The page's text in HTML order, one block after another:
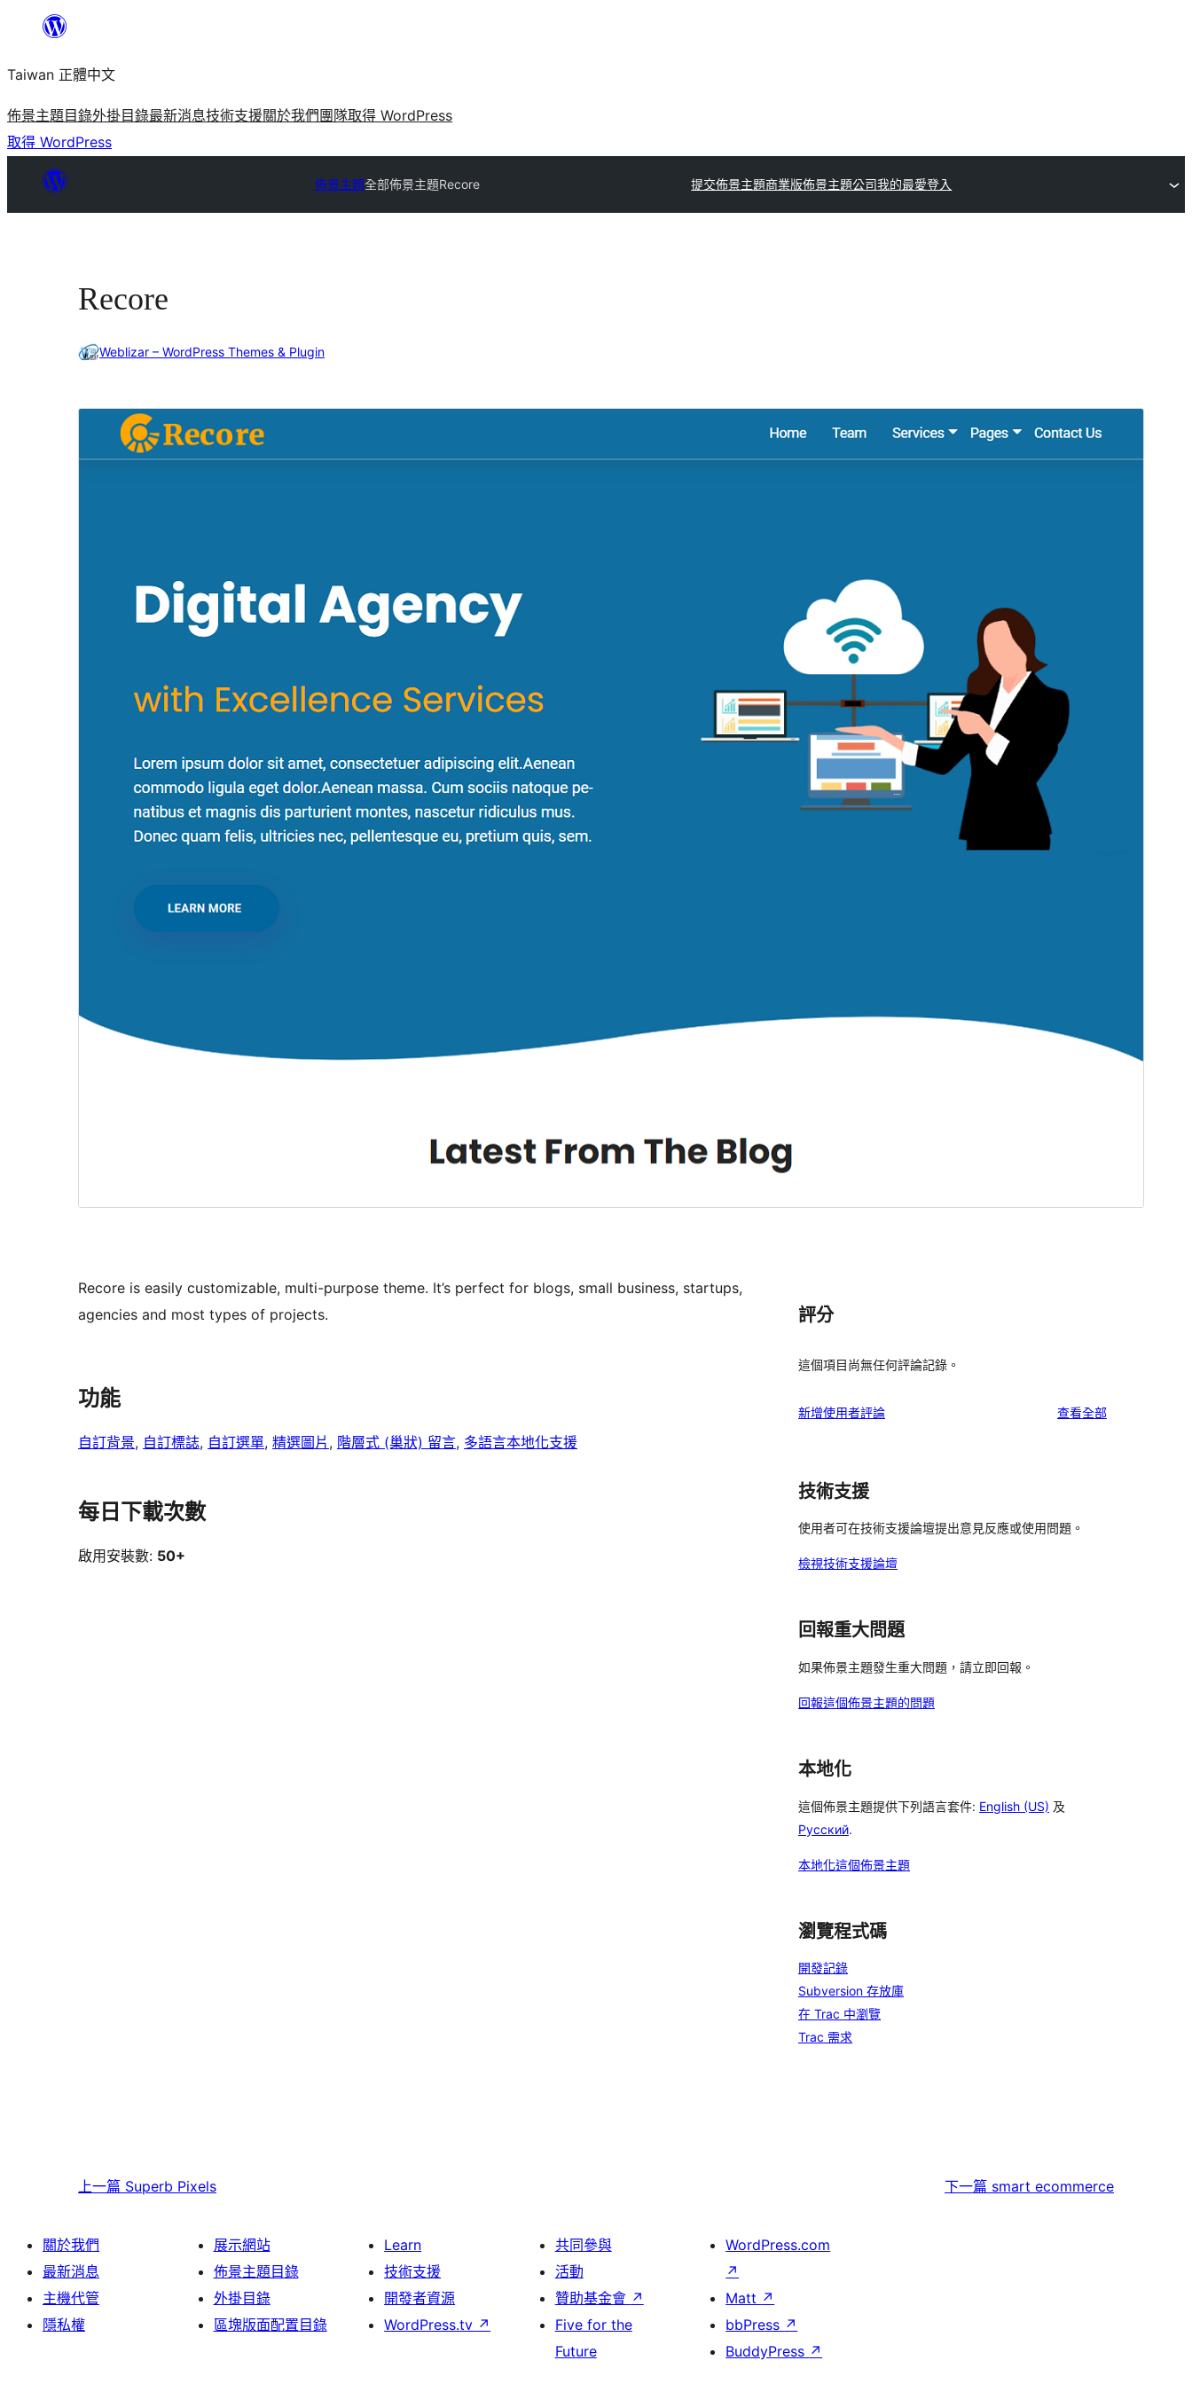
主
要
內
容
Taiwan 正體中文
佈景主題目錄外掛目錄最新消息技術支援關於我們 團隊取得 WordPress
取得 WordPress
佈景主題全部佈景主題Recore 提交佈景主題商業版佈景主題公司我的最愛登入
Recore
Weblizar – WordPress Themes & Plugin
版本
1.9
Recore is easily customizable, multi-purpose theme. It’s perfect for blogs, small business, startups,
agencies and most types of projects.
功能
自訂背景, 自訂標誌, 自訂選單, 精選圖片 , 階層式 (巢狀) 留言, 多語言本地化支援
每日下載次數
啟用安裝數: 50+
評分
這個項目尚無任何評論記錄。
新增使用者評論 查看全部使
技術支援
使用者可在技術支援論壇提出意見反應或使用問題。
檢視技術支援論壇
回報重大問題
如果佈景主題發生重大問題，請立即回報。
回報這個佈景主題的問題
本地化
這個佈景主題提供下列語言套件: English (US) 及
Русский.
本地化這個佈景主題
瀏覽程式碼
開發記錄
Subversion 存放庫
在 Trac 中瀏覽
Trac 需求
上一篇 Superb Pixels 下一篇 smart ecommerce
關於我們
最新消息
主機代管
隱私權
展示網站
佈景主題目錄
外掛目錄
區塊版面配置目錄
Learn
技術支援
開發者資源
WordPress.tv ↗
共同參與
活動
贊助基金會 ↗
Five for the
Future
WordPress.com
↗
Matt ↗
bbPress ↗
BuddyPress ↗